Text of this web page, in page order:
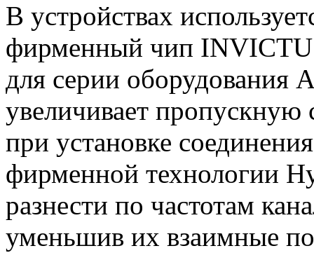
В устройствах
фирменный чип
для серии оборудования
увеличивает пропускную
при установке
фирменной технологии
разнести по частотам
уменьшив их взаимные